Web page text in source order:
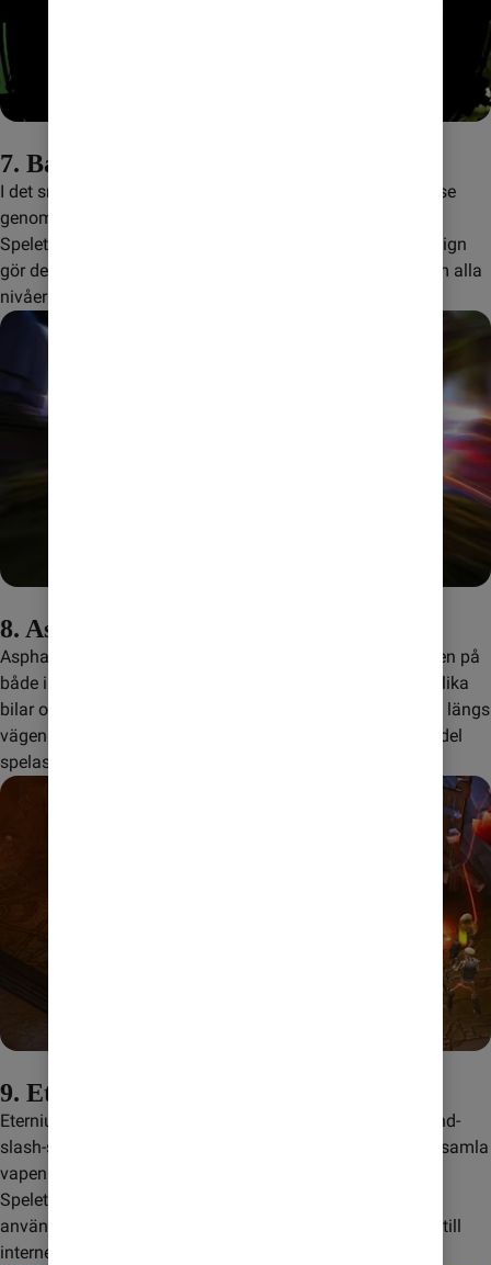
7. Badland
I det snygga äventyrsspelet Badland styr du en liten varelse
genom en farlig skog full av fällor och hinder.
Spelets fysikbaserade mekanik och engagerande nivådesign
gör det till en spännande upplevelse. Du kan spela igenom alla
nivåer helt offline.
8. Asphalt 8: Airborne
Asphalt 8: Airborne är ett av de mest populära racingspelen på
både iPhone och Android-mobiler. Spelet har massor av olika
bilar och banor, och du kan utföra häftiga trick och stunts längs
vägen. Även om spelet har ett online-läge kan det till stor del
spelas utan uppkoppling.
9. Eternium
Eternium är ett action-RPG inspirerat av klassiska hack-and-
slash-spel som Diablo. Du kan välja mellan olika klasser, samla
vapen och rustningar, och kämpa mot horder av fiender.
Spelet har en omfattande offline-upplevelse där du kan
använda de flesta av funktionerna utan att vara ansluten till
internet.